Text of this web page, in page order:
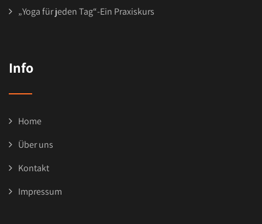
„Yoga für jeden Tag“-Ein Praxiskurs
Info
Home
Über uns
Kontakt
Impressum